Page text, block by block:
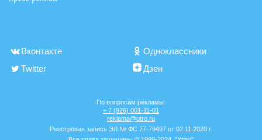
Вконтакте
Одноклассники
Twitter
Дзен
По вопросам рекламы:
+ 7 (926) 001-11-01
reklama@utro.ru
Реестровая запись ЭЛ № ФС 77-79497 от 02.11.2020 г.